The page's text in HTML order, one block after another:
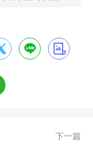
 
下一篇